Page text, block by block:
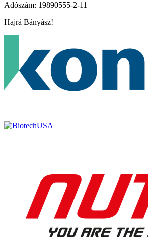
Adószám: 19890555-2-11
Hajrá Bányász!